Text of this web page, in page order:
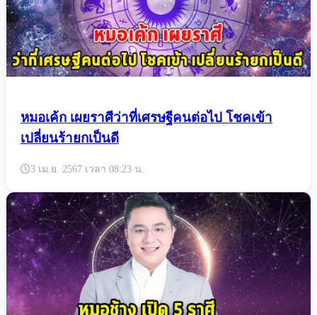
เป็นกำ
3 เม.ย. 2567 เวลา 11:33 น.
หมอเค้ก เผยราศีว่าที่เศรษฐีคนต่อไป โชคเข้า
เปลี่ยนร้ายกเป็นดี